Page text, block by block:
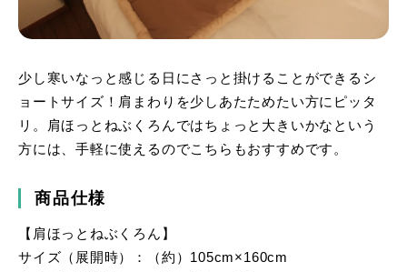
少し寒いなっと感じる日にさっと掛けることができるシ
ョートサイズ！肩まわりを少しあたためたい方にピッタ
リ。肩ほっとねぶくろんではちょっと大きいかなという
方には、手軽に使えるのでこちらもおすすめです。
商品仕様
【肩ほっとねぶくろん】
サイズ（展開時）：（約）105cm×160cm